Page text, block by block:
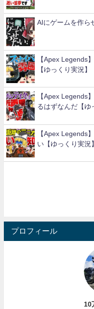
AIにゲームを作ら
【Apex Legends
【ゆっくり実況】
【Apex Legends
るはずなんだ【ゆ
【Apex Legends
い【ゆっくり実況】
プロフィール
10